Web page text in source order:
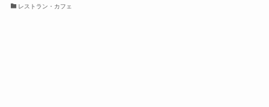
レストラン・カフェ